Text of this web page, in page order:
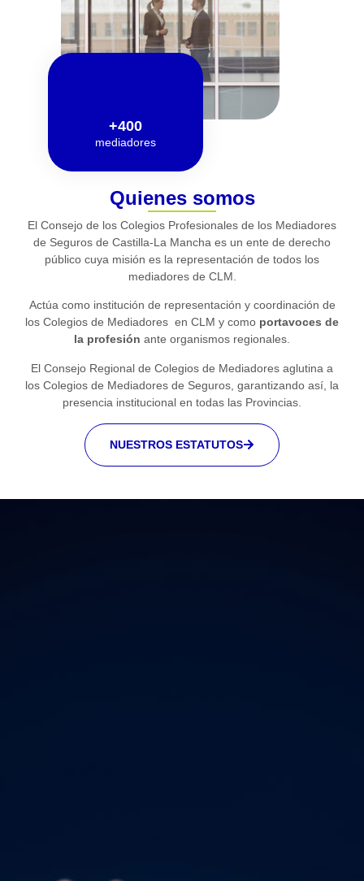
mediadores
+400
Quienes somos
El Consejo de los Colegios Profesionales de los Mediadores
de Seguros de Castilla-La Mancha es un ente de derecho
público cuya misión es la representación de todos los
mediadores de CLM.
Actúa como institución de representación y coordinación de
los Colegios de Mediadores en CLM y como portavoces de
la profesión ante organismos regionales.
El Consejo Regional de Colegios de Mediadores aglutina a
los Colegios de Mediadores de Seguros, garantizando así, la
presencia institucional en todas las Provincias.
NUESTROS ESTATUTOS